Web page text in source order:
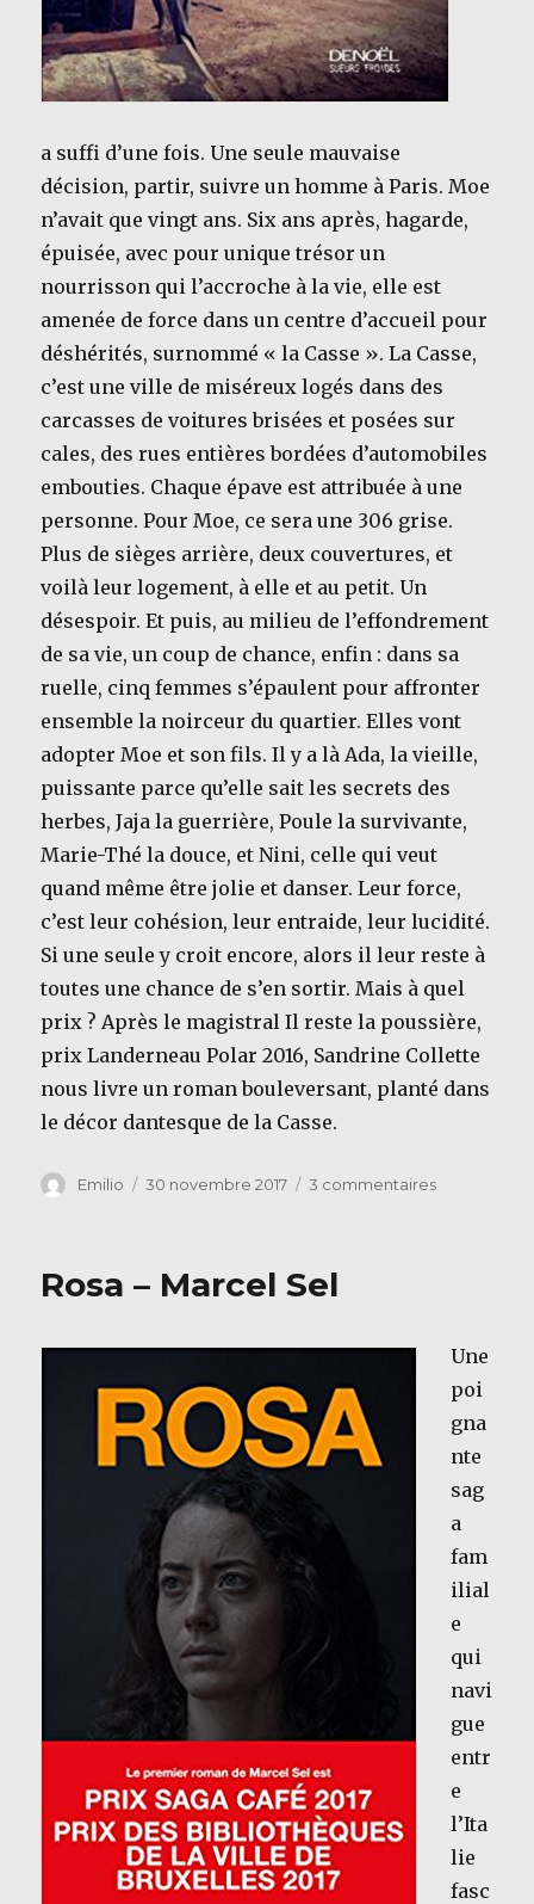
a suffi d’une fois. Une seule mauvaise
décision, partir, suivre un homme à Paris. Moe
n’avait que vingt ans. Six ans après, hagarde,
épuisée, avec pour unique trésor un
nourrisson qui l’accroche à la vie, elle est
amenée de force dans un centre d’accueil pour
déshérités, surnommé « la Casse ». La Casse,
c’est une ville de miséreux logés dans des
carcasses de voitures brisées et posées sur
cales, des rues entières bordées d’automobiles
embouties. Chaque épave est attribuée à une
personne. Pour Moe, ce sera une 306 grise.
Plus de sièges arrière, deux couvertures, et
voilà leur logement, à elle et au petit. Un
désespoir. Et puis, au milieu de l’effondrement
de sa vie, un coup de chance, enfin : dans sa
ruelle, cinq femmes s’épaulent pour affronter
ensemble la noirceur du quartier. Elles vont
adopter Moe et son fils. Il y a là Ada, la vieille,
puissante parce qu’elle sait les secrets des
herbes, Jaja la guerrière, Poule la survivante,
Marie-Thé la douce, et Nini, celle qui veut
quand même être jolie et danser. Leur force,
c’est leur cohésion, leur entraide, leur lucidité.
Si une seule y croit encore, alors il leur reste à
toutes une chance de s’en sortir. Mais à quel
prix ? Après le magistral Il reste la poussière,
prix Landerneau Polar 2016, Sandrine Collette
nous livre un roman bouleversant, planté dans
le décor dantesque de la Casse.
Auteur
Emilio
Publié
30 novembre 2017 3 commentairessur
Sandrine
Collette
Rosa – Marcel Sel
Une
poi
gna
nte
sag
a
fam
ilial
e
qui
navi
gue
entr
e
l’Ita
lie
fasc